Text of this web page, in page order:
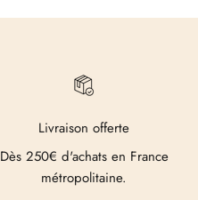
Livraison offerte
Dès 250€ d'achats en France
métropolitaine.